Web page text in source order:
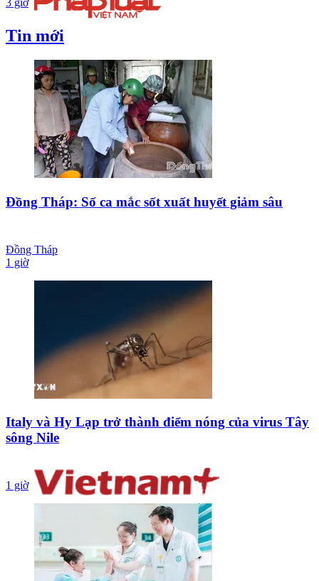
3 giờ
Tin mới
Đồng Tháp: Số ca mắc sốt xuất huyết giảm sâu
Đồng Tháp
1 giờ
Italy và Hy Lạp trở thành điểm nóng của virus Tây
sông Nile
1 giờ